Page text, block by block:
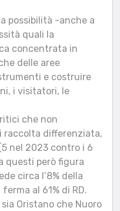
possibilità -anche a
quali la
concentrata in
delle aree
e costruire
i visitatori, le
che non
raccolta differenziata,
nel 2023 contro i 6
questi però figura
circa l’8% della
al 61% di RD.
Oristano che Nuoro